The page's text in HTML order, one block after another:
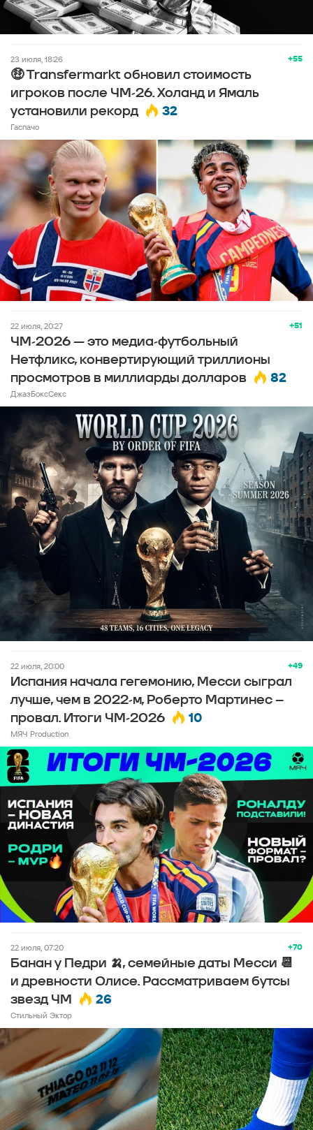
+55
23 июля, 18:26
🤑 Transfermarkt обновил стоимость
игроков после ЧМ-26. Холанд и Ямаль
установили рекорд
32
Гаспачо
+51
22 июля, 20:27
ЧМ-2026 — это медиа-футбольный
Нетфликс, конвертирующий триллионы
просмотров в миллиарды долларов
82
ДжазБоксСекс
+49
22 июля, 20:00
Испания начала гегемонию, Месси сыграл
лучше, чем в 2022-м, Роберто Мартинес –
провал. Итоги ЧМ-2026
10
МЯЧ Production
+70
22 июля, 07:20
Банан у Педри 🍌, семейные даты Месси 📆
и древности Олисе. Рассматриваем бутсы
звезд ЧМ
26
Стильный Эктор